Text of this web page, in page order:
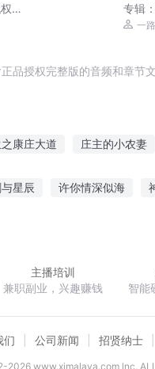
谋 |
专辑
长|无
一
品授权完整版的音频和章节
康庄大道 庄主的小农妻
星辰 许你情深似海
主播培训
兼职副业，兴趣赚钱
智能
们 公司新闻 招贤纳士
2026www.ximalaya.com lnc.